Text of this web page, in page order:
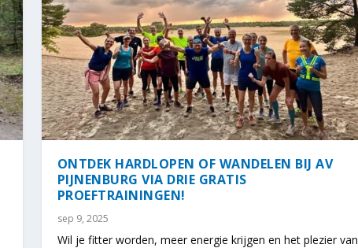
ONTDEK HARDLOPEN OF WANDELEN BIJ AV
PIJNENBURG VIA DRIE GRATIS
PROEFTRAININGEN!
sep 9, 2025
Wil je fitter worden, meer energie krijgen en het plezier van